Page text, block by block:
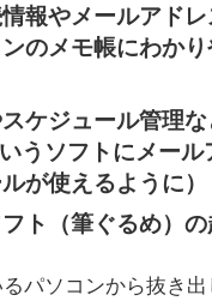
報やメールアド
のメモ帳にわかり
ケジュール管理な
うソフトにメール
が使えるように）
ト（筆ぐるめ）の
パソコンから抜き